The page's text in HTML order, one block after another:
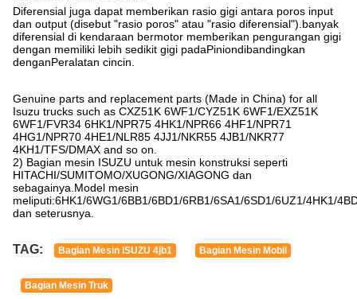
Diferensial juga dapat memberikan rasio gigi antara poros input
dan output (disebut "rasio poros" atau "rasio diferensial").banyak
diferensial di kendaraan bermotor memberikan pengurangan gigi
dengan memiliki lebih sedikit gigi padaPiniondibandingkan
denganPeralatan cincin
Genuine parts and replacement parts (Made in China) for all
Isuzu trucks such as CXZ51K 6WF1/CYZ51K 6WF1/EXZ51K
6WF1/FVR34 6HK1/NPR75 4HK1/NPR66 4HF1/NPR71
4HG1/NPR70 4HE1/NLR85 4JJ1/NKR55 4JB1/NKR77
4KH1/TFS/DMAX and so on.
2) Bagian mesin ISUZU untuk mesin konstruksi seperti
HITACHI/SUMITOMO/XUGONG/XIAGONG dan
sebagainya.Model mesin
meliputi:6HK1/6WG1/6BB1/6BD1/6RB1/6SA1/6SD1/6UZ1/4HK1/
dan seterusnya.
TAG: Bagian Mesin ISUZU 4jb1 Bagian Mesin Mobil
Bagian Mesin Truk